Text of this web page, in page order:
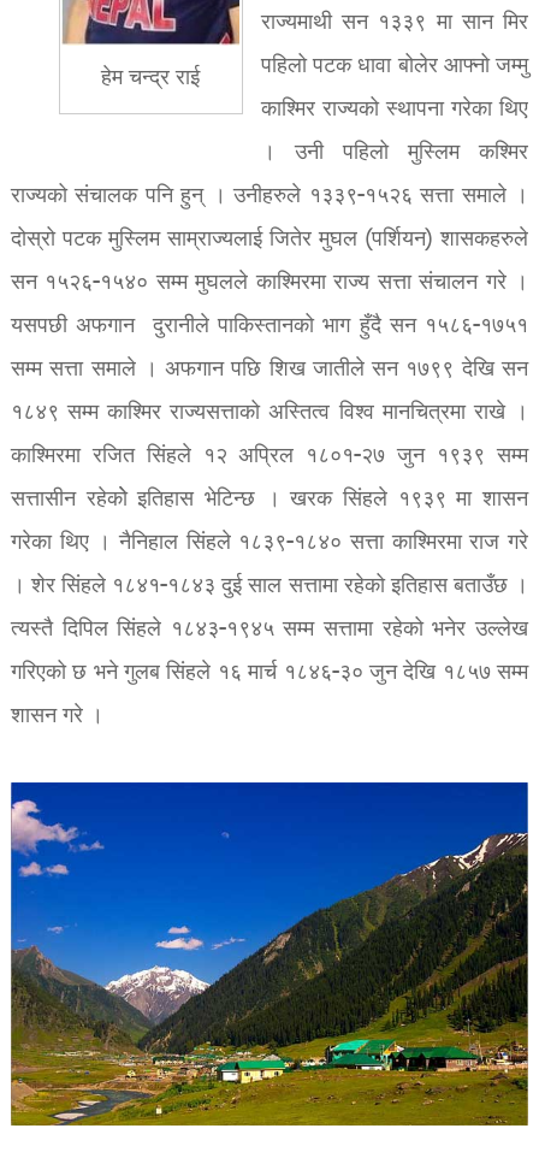
हेम चन्द्र राई
राज्यमाथी सन १३३९ मा सान मिर
पहिलो पटक धावा बोलेर आफ्नो जम्मु
काश्मिर राज्यको स्थापना गरेका थिए
। उनी पहिलो मुस्लिम कश्मिर
राज्यको संचालक पनि हुन् । उनीहरुले १३३९-१५२६ सत्ता समाले ।
दोस्रो पटक मुस्लिम साम्राज्यलाई जितेर मुघल (पर्शियन) शासकहरुले
सन १५२६-१५४० सम्म मुघलले काश्मिरमा राज्य सत्ता संचालन गरे ।
यसपछी अफगान दुरानीले पाकिस्तानको भाग हुँदै सन १५८६-१७५१
सम्म सत्ता समाले । अफगान पछि शिख जातीले सन १७९९ देखि सन
१८४९ सम्म काश्मिर राज्यसत्ताको अस्तित्व विश्व मानचित्रमा राखे ।
काश्मिरमा रजित सिंहले १२ अप्रिल १८०१-२७ जुन १९३९ सम्म
सत्तासीन रहेकोे इतिहास भेटिन्छ । खरक सिंहले १९३९ मा शासन
गरेका थिए । नैनिहाल सिंहले १८३९-१८४० सत्ता काश्मिरमा राज गरे
। शेर सिंहले १८४१-१८४३ दुई साल सत्तामा रहेको इतिहास बताउँछ ।
त्यस्तै दिपिल सिंहले १८४३-१९४५ सम्म सत्तामा रहेको भनेर उल्लेख
गरिएको छ भने गुलब सिंहले १६ मार्च १८४६-३० जुन देखि १८५७ सम्म
शासन गरे ।